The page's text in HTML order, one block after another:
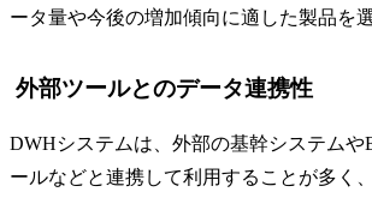
ータ量や今後の増加傾向に適した製品を
外部ツールとのデータ連携性
DWHシステムは、外部の基幹システムや
ールなどと連携して利用することが多く